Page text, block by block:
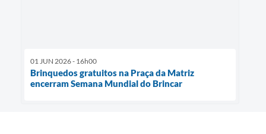
01 JUN 2026 - 16h00
Brinquedos gratuitos na Praça da Matriz
encerram Semana Mundial do Brincar